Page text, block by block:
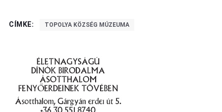
CÍMKE: TOPOLYA KÖZSÉG MÚZEUMA